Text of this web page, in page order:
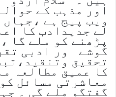
اور مذہب کے
ویب پیج ہے ،جہاں
لے جدیدادب کا
پڑھنے کو ملے گا
گوشے اور ادبی
تحقیق
کا عمیق مطالعہ
معاشرتی مسائل
گفتگو ملے گی ۔